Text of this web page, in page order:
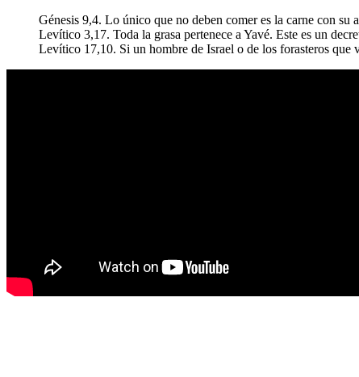
Génesis 9,4. Lo único que no deben comer es la carne con su
Levítico 3,17. Toda la grasa pertenece a Yavé. Este es un
Levítico 17,10. Si un hombre de Israel o de los forasteros que